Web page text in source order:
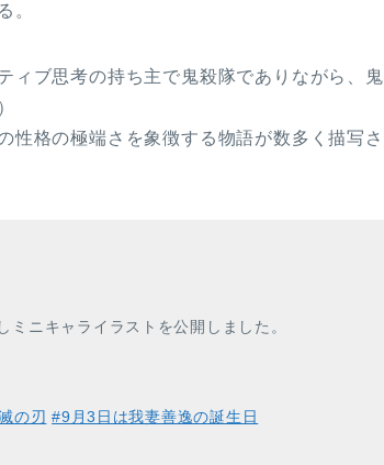
。
ィブ思考の持ち主で鬼殺隊でありながら、鬼
性格の極端さを象徴する物語が数多く描写さ
ニキャライラストを公開しました。
の刃 #9月3日は我妻善逸の誕生日